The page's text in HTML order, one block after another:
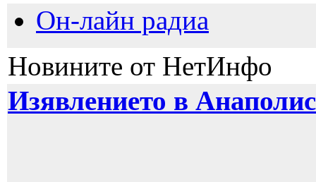
Он-лайн радиа
Новините от НетИнфо
Изявлението в